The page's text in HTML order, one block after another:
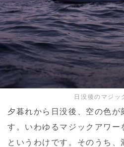
日没後のマジッ
夕暮れから日没後、空の色が
す。いわゆるマジックアワー
というわけです。そのうち、